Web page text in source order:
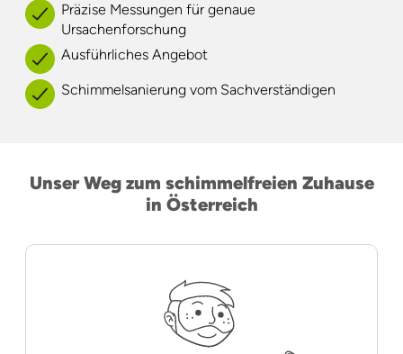
Präzise Messungen für genaue
Ursachenforschung
Ausführliches Angebot
Schimmelsanierung vom Sachverständigen
Unser Weg zum schimmelfreien Zuhause
in Österreich